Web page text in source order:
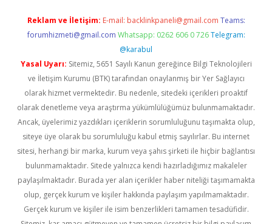
Reklam ve İletişim: E-mail: backlinkpaneli@gmail.com Teams:
forumhizmeti@gmail.com Whatsapp: 0262 606 0 726 Telegram:
@karabul
Yasal Uyarı: Sitemiz, 5651 Sayılı Kanun gereğince Bilgi Teknolojileri
ve İletişim Kurumu (BTK) tarafından onaylanmış bir Yer Sağlayıcı
olarak hizmet vermektedir. Bu nedenle, sitedeki içerikleri proaktif
olarak denetleme veya araştırma yükümlülüğümüz bulunmamaktadır.
Ancak, üyelerimiz yazdıkları içeriklerin sorumluluğunu taşımakta olup,
siteye üye olarak bu sorumluluğu kabul etmiş sayılırlar. Bu internet
sitesi, herhangi bir marka, kurum veya şahıs şirketi ile hiçbir bağlantısı
bulunmamaktadır. Sitede yalnızca kendi hazırladığımız makaleler
paylaşılmaktadır. Burada yer alan içerikler haber niteliği taşımamakta
olup, gerçek kurum ve kişiler hakkında paylaşım yapılmamaktadır.
Gerçek kurum ve kişiler ile isim benzerlikleri tamamen tesadüfidir.